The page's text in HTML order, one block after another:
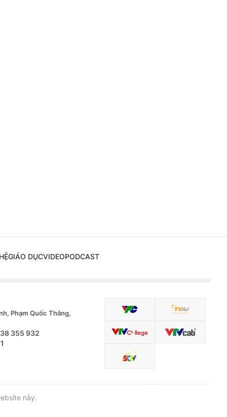
GIÁO DỤCVIDEOPODCAST
Phạm Quốc Thắng,
355 932
này.